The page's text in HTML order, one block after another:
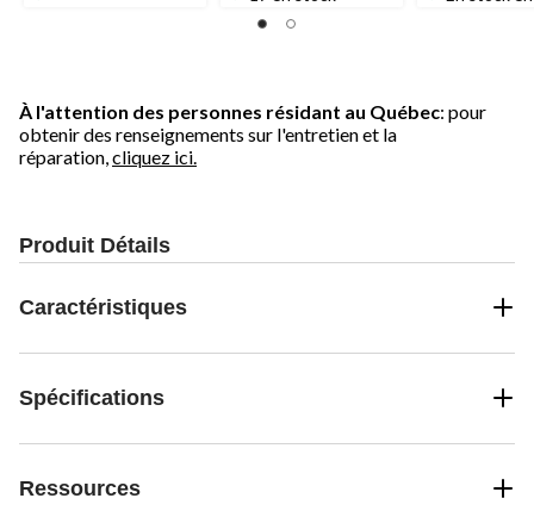
À l'attention des personnes résidant au Québec: pour
obtenir des renseignements sur l'entretien et la
réparation, cliquez ici.
Produit Détails
Caractéristiques
Spécifications
Ressources